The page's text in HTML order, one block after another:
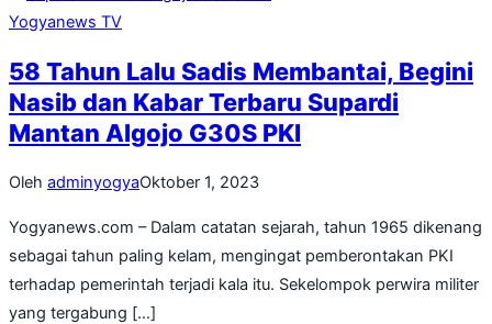
Yogyanews TV
58 Tahun Lalu Sadis Membantai, Begini
Nasib dan Kabar Terbaru Supardi
Mantan Algojo G30S PKI
Oleh adminyogyaOktober 1, 2023
Yogyanews.com – Dalam catatan sejarah, tahun 1965 dikenang
sebagai tahun paling kelam, mengingat pemberontakan PKI
terhadap pemerintah terjadi kala itu. Sekelompok perwira militer
yang tergabung […]